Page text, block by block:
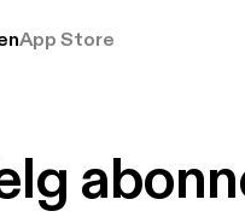
App Store